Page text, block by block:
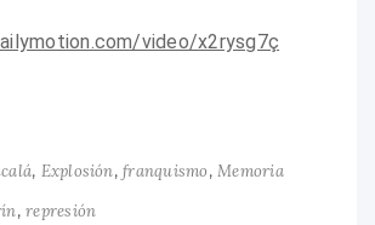
video/x2rysg7ç
, Explosión,franquismo,Memoria
,represión